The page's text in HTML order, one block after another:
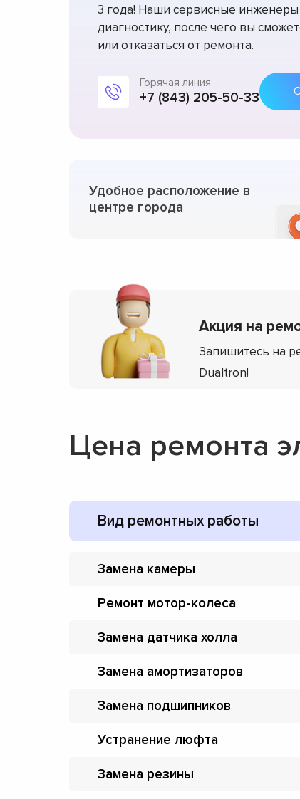
3 года! Наши сервисные
диагностику, после чего вы
или отказаться от ремонта.
Горячая линия:
+7 (843) 205-50-33
Удобное расположение в
центре города
Акция на
Запишитесь на
Dualtron!
Цена ремонта
Вид ремонтных работы
Замена камеры
Ремонт мотор-колеса
Замена датчика холла
Замена амортизаторов
Замена подшипников
Устранение люфта
Замена резины